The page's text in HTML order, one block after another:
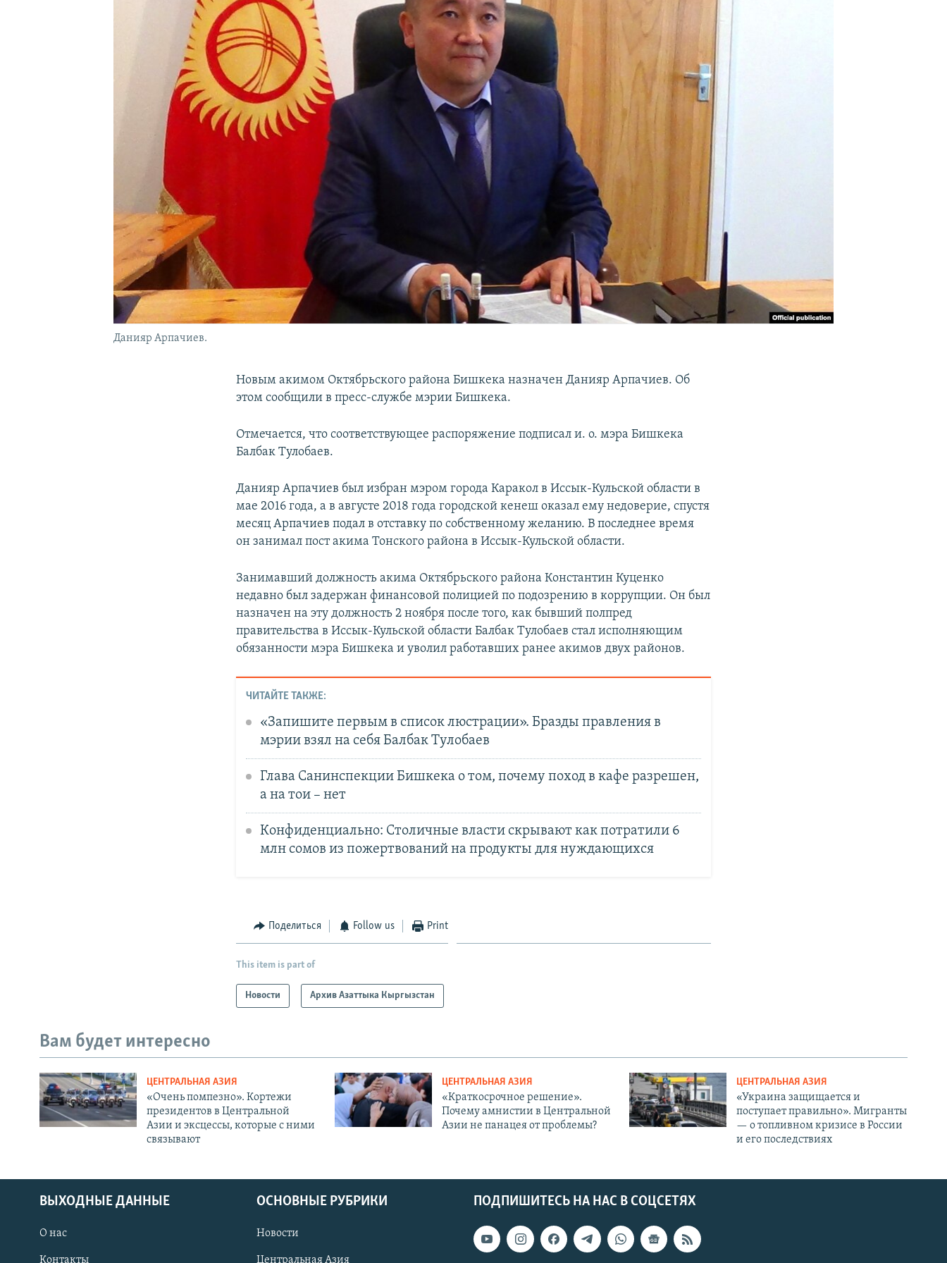
Данияр Арпачиев.
Новым акимом Октябрьского района Бишкека назначен Данияр Арпачиев. Об
этом сообщили в пресс-службе мэрии Бишкека.
Отмечается, что соответствующее распоряжение подписал и. о. мэра Бишкека
Балбак Тулобаев.
Данияр Арпачиев был избран мэром города Каракол в Иссык-Кульской области в
мае 2016 года, а в августе 2018 года городской кенеш оказал ему недоверие, спустя
месяц Арпачиев подал в отставку по собственному желанию. В последнее время
он занимал пост акима Тонского района в Иссык-Кульской области.
Занимавший должность акима Октябрьского района Константин Куценко
недавно был задержан финансовой полицией по подозрению в коррупции. Он был
назначен на эту должность 2 ноября после того, как бывший полпред
правительства в Иссык-Кульской области Балбак Тулобаев стал исполняющим
обязанности мэра Бишкека и уволил работавших ранее акимов двух районов.
ЧИТАЙТЕ ТАКЖЕ:
«Запишите первым в список люстрации». Бразды правления в
мэрии взял на себя Балбак Тулобаев
Глава Санинспекции Бишкека о том, почему поход в кафе разрешен,
а на тои – нет
Конфиденциально: Столичные власти скрывают как потратили 6
млн сомов из пожертвований на продукты для нуждающихся
Поделиться Follow us Print
This item is part of
Новости Архив Азаттыка Кыргызстан
Вам будет интересно
ЦЕНТРАЛЬНАЯ АЗИЯ
«Очень помпезно». Кортежи
президентов в Центральной
Азии и эксцессы, которые с ними
связывают
ЦЕНТРАЛЬНАЯ АЗИЯ
«Краткосрочное решение».
Почему амнистии в Центральной
Азии не панацея от проблемы?
ЦЕНТРАЛЬНАЯ АЗИЯ
«Украина защищается и
поступает правильно». Мигранты
— о топливном кризисе в России
и его последствиях
ПОДПИШИТЕСЬ НА НАС В СОЦСЕТЯХ
ВЫХОДНЫЕ ДАННЫЕ
О нас
Контакты
ОСНОВНЫЕ РУБРИКИ
Новости
Центральная Азия